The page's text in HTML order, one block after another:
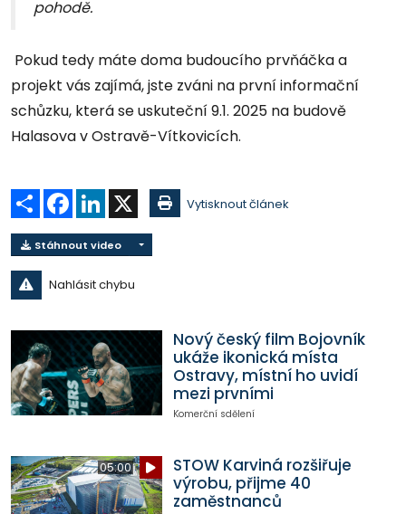
pohodě.
Pokud tedy máte doma budoucího prvňáčka a
projekt vás zajímá, jste zváni na první informační
schůzku, která se uskuteční 9.1. 2025 na budově
Halasova v Ostravě-Vítkovicích.
Sdílet Facebook
LinkedIn Vytisknout článek
Stáhnout video
Nahlásit chybu
Nový český film Bojovník
ukáže ikonická místa
Ostravy, místní ho uvidí
mezi prvními
Komerční sdělení
05:00
STOW Karviná rozšiřuje
výrobu, přijme 40
zaměstnanců